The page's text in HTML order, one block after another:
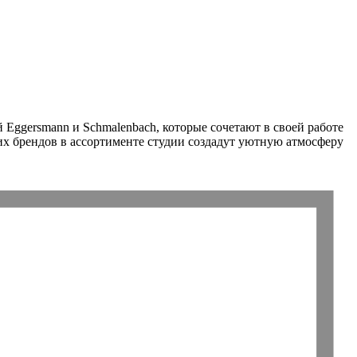
и Schmalenbach, которые сочетают в своей работе
в ассортименте студии создадут уютную атмосферу